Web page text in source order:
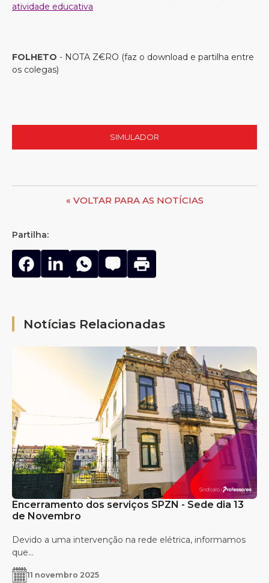
atividade educativa
FOLHETO - NOTA Z€RO (faz o download e partilha entre
os colegas)
SIMULADOR
« VOLTAR PARA AS NOTÍCIAS
Partilha:
Notícias Relacionadas
Encerramento dos serviços SPZN - Sede dia 13
de Novembro
Devido a uma intervenção na rede elétrica, informamos
que...
11 novembro 2025